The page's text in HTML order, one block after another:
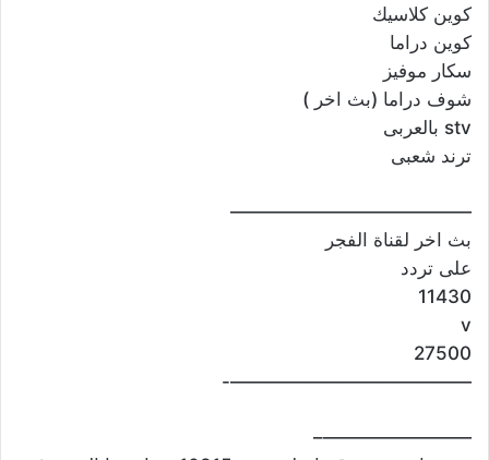
كوين كلاسيك
كوين دراما
سكار موفيز
شوف دراما (بث اخر )
stv بالعربى
ترند شعبى
—————————————
بث اخر لقناة الفجر
على تردد
11430
v
27500
—————————————-
————————–